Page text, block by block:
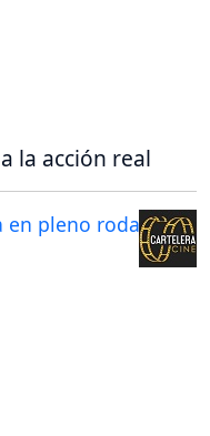
la acción real